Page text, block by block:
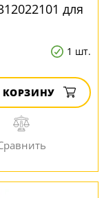
для
1 шт.
КОРЗИНУ